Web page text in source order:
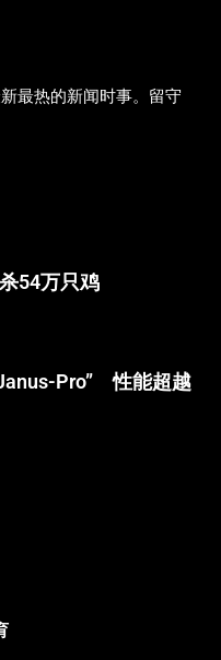
最热的新闻时事。留守
54万只鸡
Pro” 性能超越